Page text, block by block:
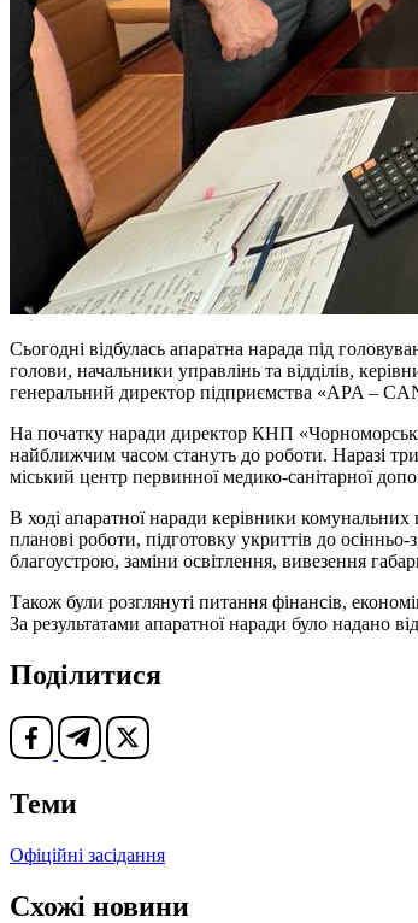
Сьогодні відбулась апаратна нарада під
голови, начальники управлінь та відділів,
генеральний директор підприємства «APA –
На початку наради директор КНП «Чорноморська
найближчим часом стануть до роботи. Наразі
міський центр первинної медико-санітарної
В ході апаратної наради керівники
планові роботи, підготовку укриттів до
благоустрою, заміни освітлення, вивезення
Також були розглянуті питання фінансів,
За результатами апаратної наради було надано
Поділитися
Теми
Офіційні засідання
Схожі новини